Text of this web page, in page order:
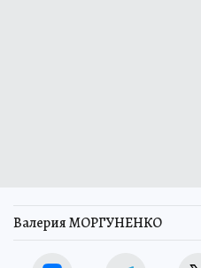
Валерия МОРГУНЕНКО